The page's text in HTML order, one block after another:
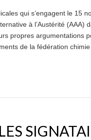
qui s’engagent le 15
à l’Austérité (AAA)
propres argumentations
de la fédération